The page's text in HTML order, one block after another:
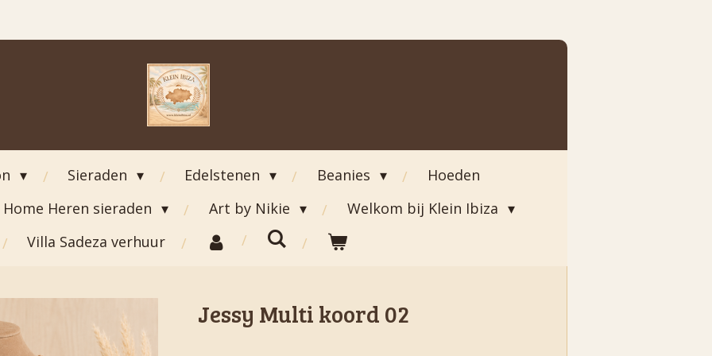
Sieraden Edelstenen Beanies
Hoeden
Home Heren sieraden Art by Nikie
Welkom bij Klein Ibiza
Villa Sadeza verhuur
Jessy Multi koord 02